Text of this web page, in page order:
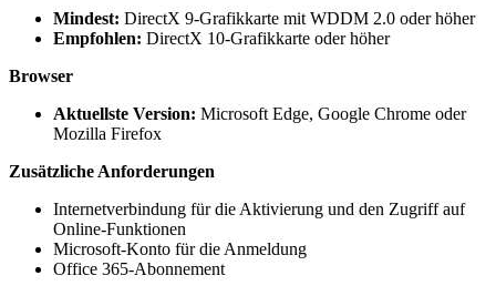
Mindest: DirectX 9-Grafikkarte mit WDDM 2.0 oder höher
Empfohlen: DirectX 10-Grafikkarte oder höher
Browser
Aktuellste Version: Microsoft Edge, Google Chrome oder
Mozilla Firefox
Zusätzliche Anforderungen
Internetverbindung für die Aktivierung und den Zugriff auf
Online-Funktionen
Microsoft-Konto für die Anmeldung
Office 365-Abonnement